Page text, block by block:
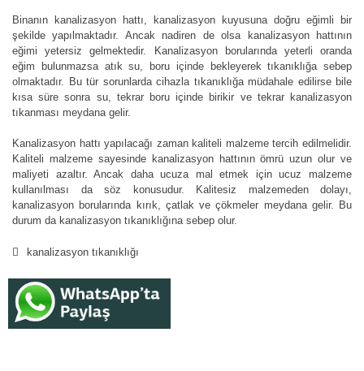
Binanın kanalizasyon hattı, kanalizasyon kuyusuna doğru eğimli bir
şekilde yapılmaktadır. Ancak nadiren de olsa kanalizasyon hattının
eğimi yetersiz gelmektedir. Kanalizasyon borularında yeterli oranda
eğim bulunmazsa atık su, boru içinde bekleyerek tıkanıklığa sebep
olmaktadır. Bu tür sorunlarda cihazla tıkanıklığa müdahale edilirse bile
kısa süre sonra su, tekrar boru içinde birikir ve tekrar kanalizasyon
tıkanması meydana gelir.
Kanalizasyon hattı yapılacağı zaman kaliteli malzeme tercih edilmelidir.
Kaliteli malzeme sayesinde kanalizasyon hattının ömrü uzun olur ve
maliyeti azaltır. Ancak daha ucuza mal etmek için ucuz malzeme
kullanılması da söz konusudur. Kalitesiz malzemeden dolayı,
kanalizasyon borularında kırık, çatlak ve çökmeler meydana gelir. Bu
durum da kanalizasyon tıkanıklığına sebep olur.
kanalizasyon tıkanıklığı